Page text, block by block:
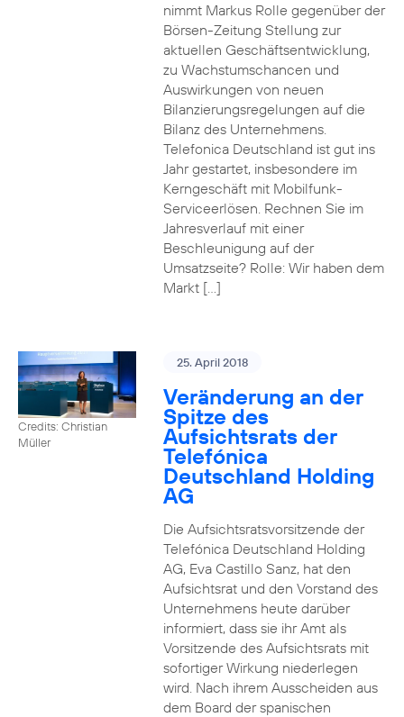
nimmt Markus Rolle gegenüber der
Börsen-Zeitung Stellung zur
aktuellen Geschäftsentwicklung,
zu Wachstumschancen und
Auswirkungen von neuen
Bilanzierungsregelungen auf die
Bilanz des Unternehmens.
Telefonica Deutschland ist gut ins
Jahr gestartet, insbesondere im
Kerngeschäft mit Mobilfunk-
Serviceerlösen. Rechnen Sie im
Jahresverlauf mit einer
Beschleunigung auf der
Umsatzseite? Rolle: Wir haben dem
Markt […]
Credits: Christian
Müller
25. April 2018
Veränderung an der
Spitze des
Aufsichtsrats der
Telefónica
Deutschland Holding
AG
Die Aufsichtsratsvorsitzende der
Telefónica Deutschland Holding
AG, Eva Castillo Sanz, hat den
Aufsichtsrat und den Vorstand des
Unternehmens heute darüber
informiert, dass sie ihr Amt als
Vorsitzende des Aufsichtsrats mit
sofortiger Wirkung niederlegen
wird. Nach ihrem Ausscheiden aus
dem Board der spanischen